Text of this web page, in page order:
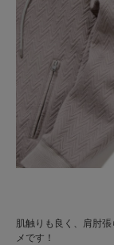
肌触りも良く、肩肘
メです！